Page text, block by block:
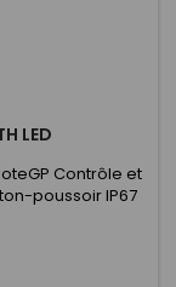
LED
Contrôle et
poussoir IP67